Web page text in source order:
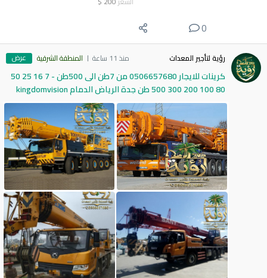
0
رؤية لتأجير المعدات منذ 11 ساعة المنطقة الشرقية عرض
كرينات للايجار 0506657680 من 7طن الى 500طن - 7 16 25 50
80 100 200 300 500 طن جدة الرياض الدمام kingdomvision